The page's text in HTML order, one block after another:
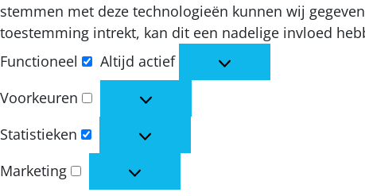
stemmen met deze technologieën kunnen wij
toestemming intrekt, kan dit een nadelige invloed
Functioneel
Functioneel
Altijd actief
Voorkeuren
Voorkeuren
Statistieken
Statistieken
Marketing
Marketing